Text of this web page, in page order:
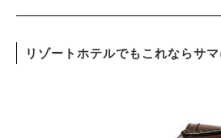
リゾートホテルでもこれならサ